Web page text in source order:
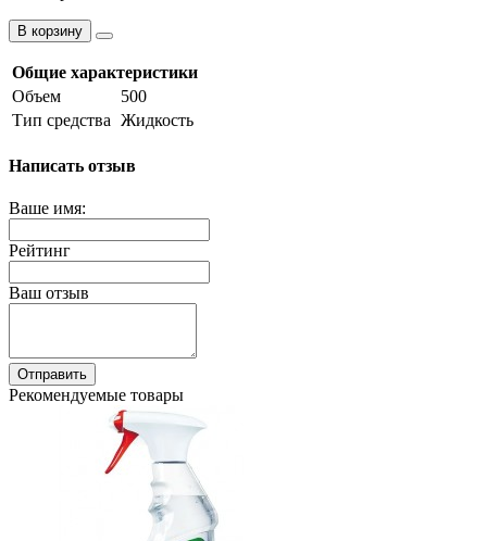
В корзину
Общие характеристики
Объем
500
Тип средства Жидкость
Написать отзыв
Ваше имя:
Рейтинг
Ваш отзыв
Отправить
Рекомендуемые товары